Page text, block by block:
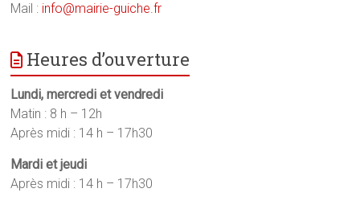
Mail : info@mairie-guiche.fr
Heures d’ouverture
Lundi, mercredi et vendredi
Matin : 8 h – 12h
Après midi : 14 h – 17h30
Mardi et jeudi
Après midi : 14 h – 17h30